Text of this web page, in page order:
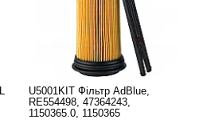
U5001KIT Фільтр AdBlue,
RE554498, 47364243,
1150365.0, 1150365